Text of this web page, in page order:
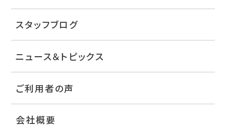
スタッフブログ
ニュース＆トピックス
ご利用者の声
会社概要